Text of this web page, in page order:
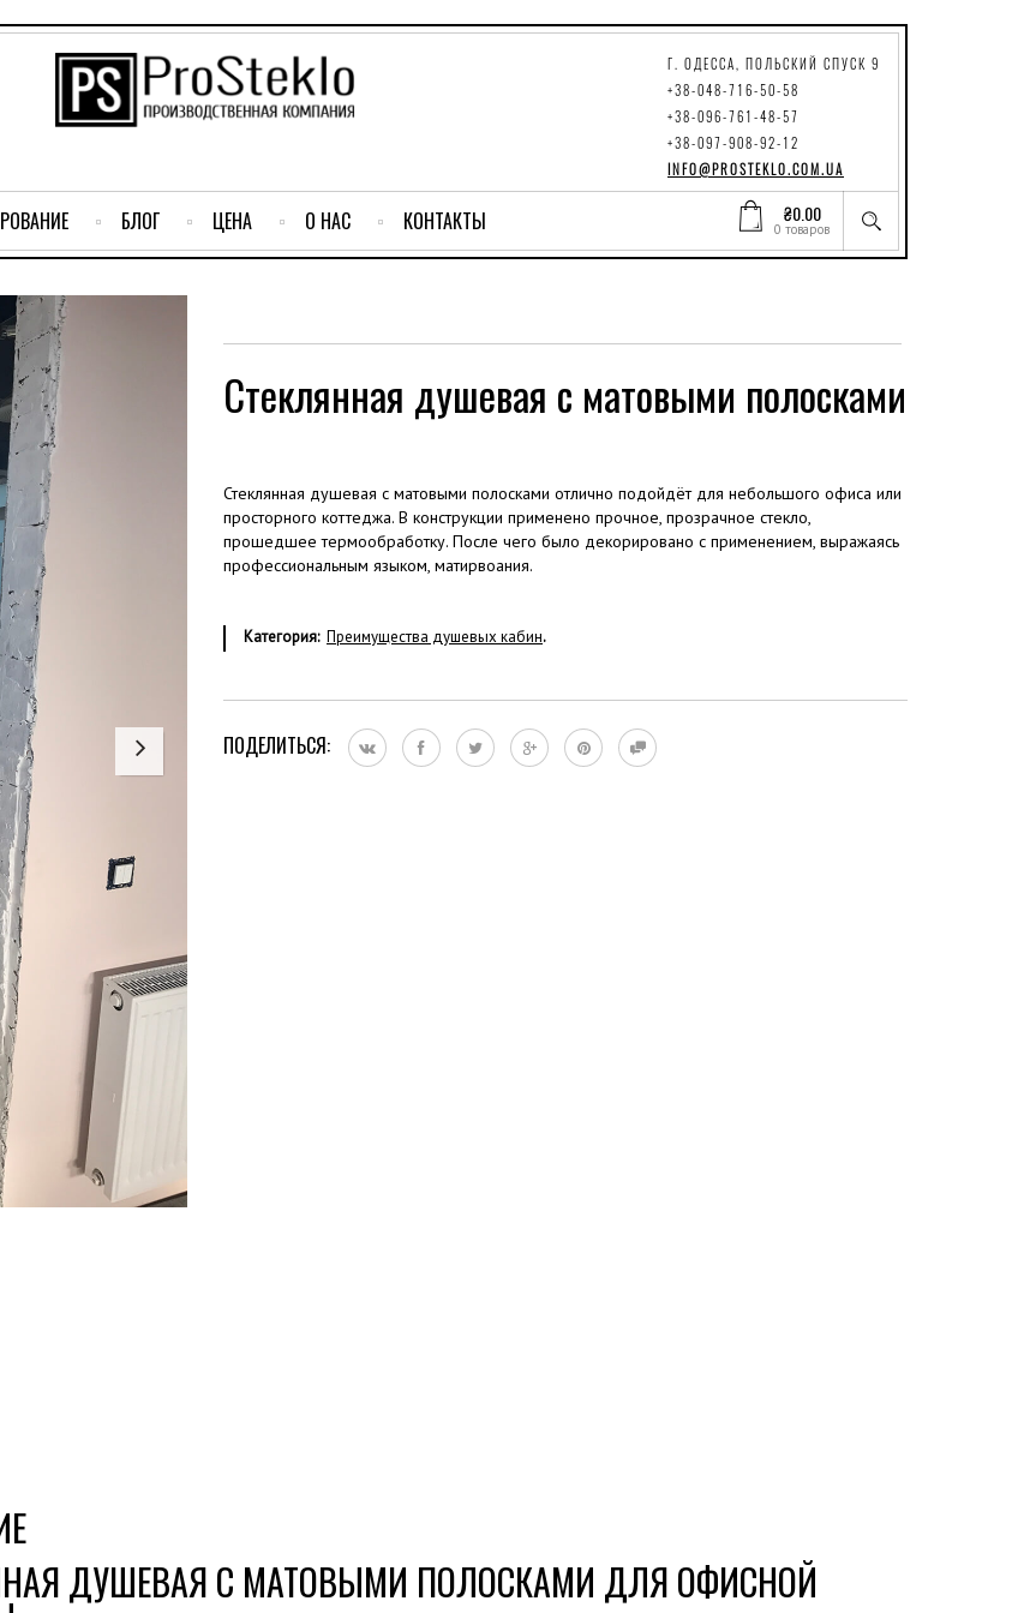
Г. ОДЕССА, ПОЛЬСКИЙ СПУСК 9
+38-048-716-50-58
+38-096-761-48-57
+38-097-908-92-12
INFO@PROSTEKLO.COM.UA
₴0.00
0 товаров
БЛОГ ЦЕНА О НАС КОНТАКТЫ
Стеклянная душевая с матовыми полосками
Стеклянная душевая с матовыми полосками отлично подойдёт для небольшого офиса или
просторного коттеджа. В конструкции применено прочное, прозрачное стекло,
прошедшее термообработку. После чего было декорировано с применением, выражаясь
профессиональным языком, матирвоания.
Категория: Преимущества душевых кабин.
ПОДЕЛИТЬСЯ:
ДУШЕВАЯ С МАТОВЫМИ ПОЛОСКАМИ ДЛЯ ОФИСНОЙ